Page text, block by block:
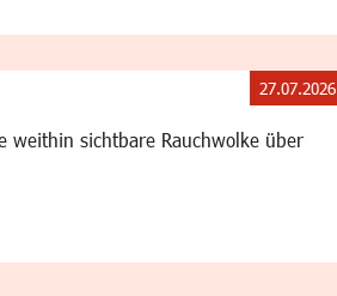
weithin sichtbare Rauchwolke über
27.07.2026